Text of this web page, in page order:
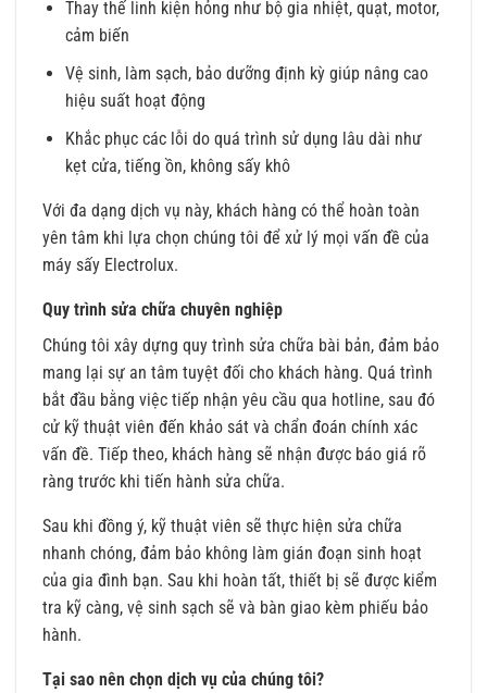
Thay thế linh kiện hỏng như bộ gia nhiệt, quạt, motor,
cảm biến
Vệ sinh, làm sạch, bảo dưỡng định kỳ giúp nâng cao
hiệu suất hoạt động
Khắc phục các lỗi do quá trình sử dụng lâu dài như
kẹt cửa, tiếng ồn, không sấy khô
Với đa dạng dịch vụ này, khách hàng có thể hoàn toàn
yên tâm khi lựa chọn chúng tôi để xử lý mọi vấn đề của
máy sấy Electrolux.
Quy trình sửa chữa chuyên nghiệp
Chúng tôi xây dựng quy trình sửa chữa bài bản, đảm bảo
mang lại sự an tâm tuyệt đối cho khách hàng. Quá trình
bắt đầu bằng việc tiếp nhận yêu cầu qua hotline, sau đó
cử kỹ thuật viên đến khảo sát và chẩn đoán chính xác
vấn đề. Tiếp theo, khách hàng sẽ nhận được báo giá rõ
ràng trước khi tiến hành sửa chữa.
Sau khi đồng ý, kỹ thuật viên sẽ thực hiện sửa chữa
nhanh chóng, đảm bảo không làm gián đoạn sinh hoạt
của gia đình bạn. Sau khi hoàn tất, thiết bị sẽ được kiểm
tra kỹ càng, vệ sinh sạch sẽ và bàn giao kèm phiếu bảo
hành.
Tại sao nên chọn dịch vụ của chúng tôi?